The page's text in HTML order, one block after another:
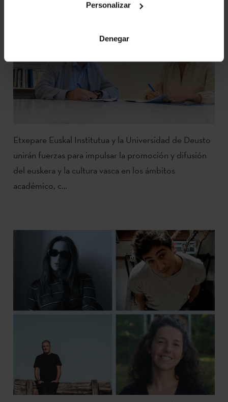
Personalizar
Denegar
Etxepare Euskal Institutua y la Universidad de Deusto
unirán fuerzas para impulsar la promoción y difusión
del euskera y la cultura vasca en los ámbitos
académico, c…